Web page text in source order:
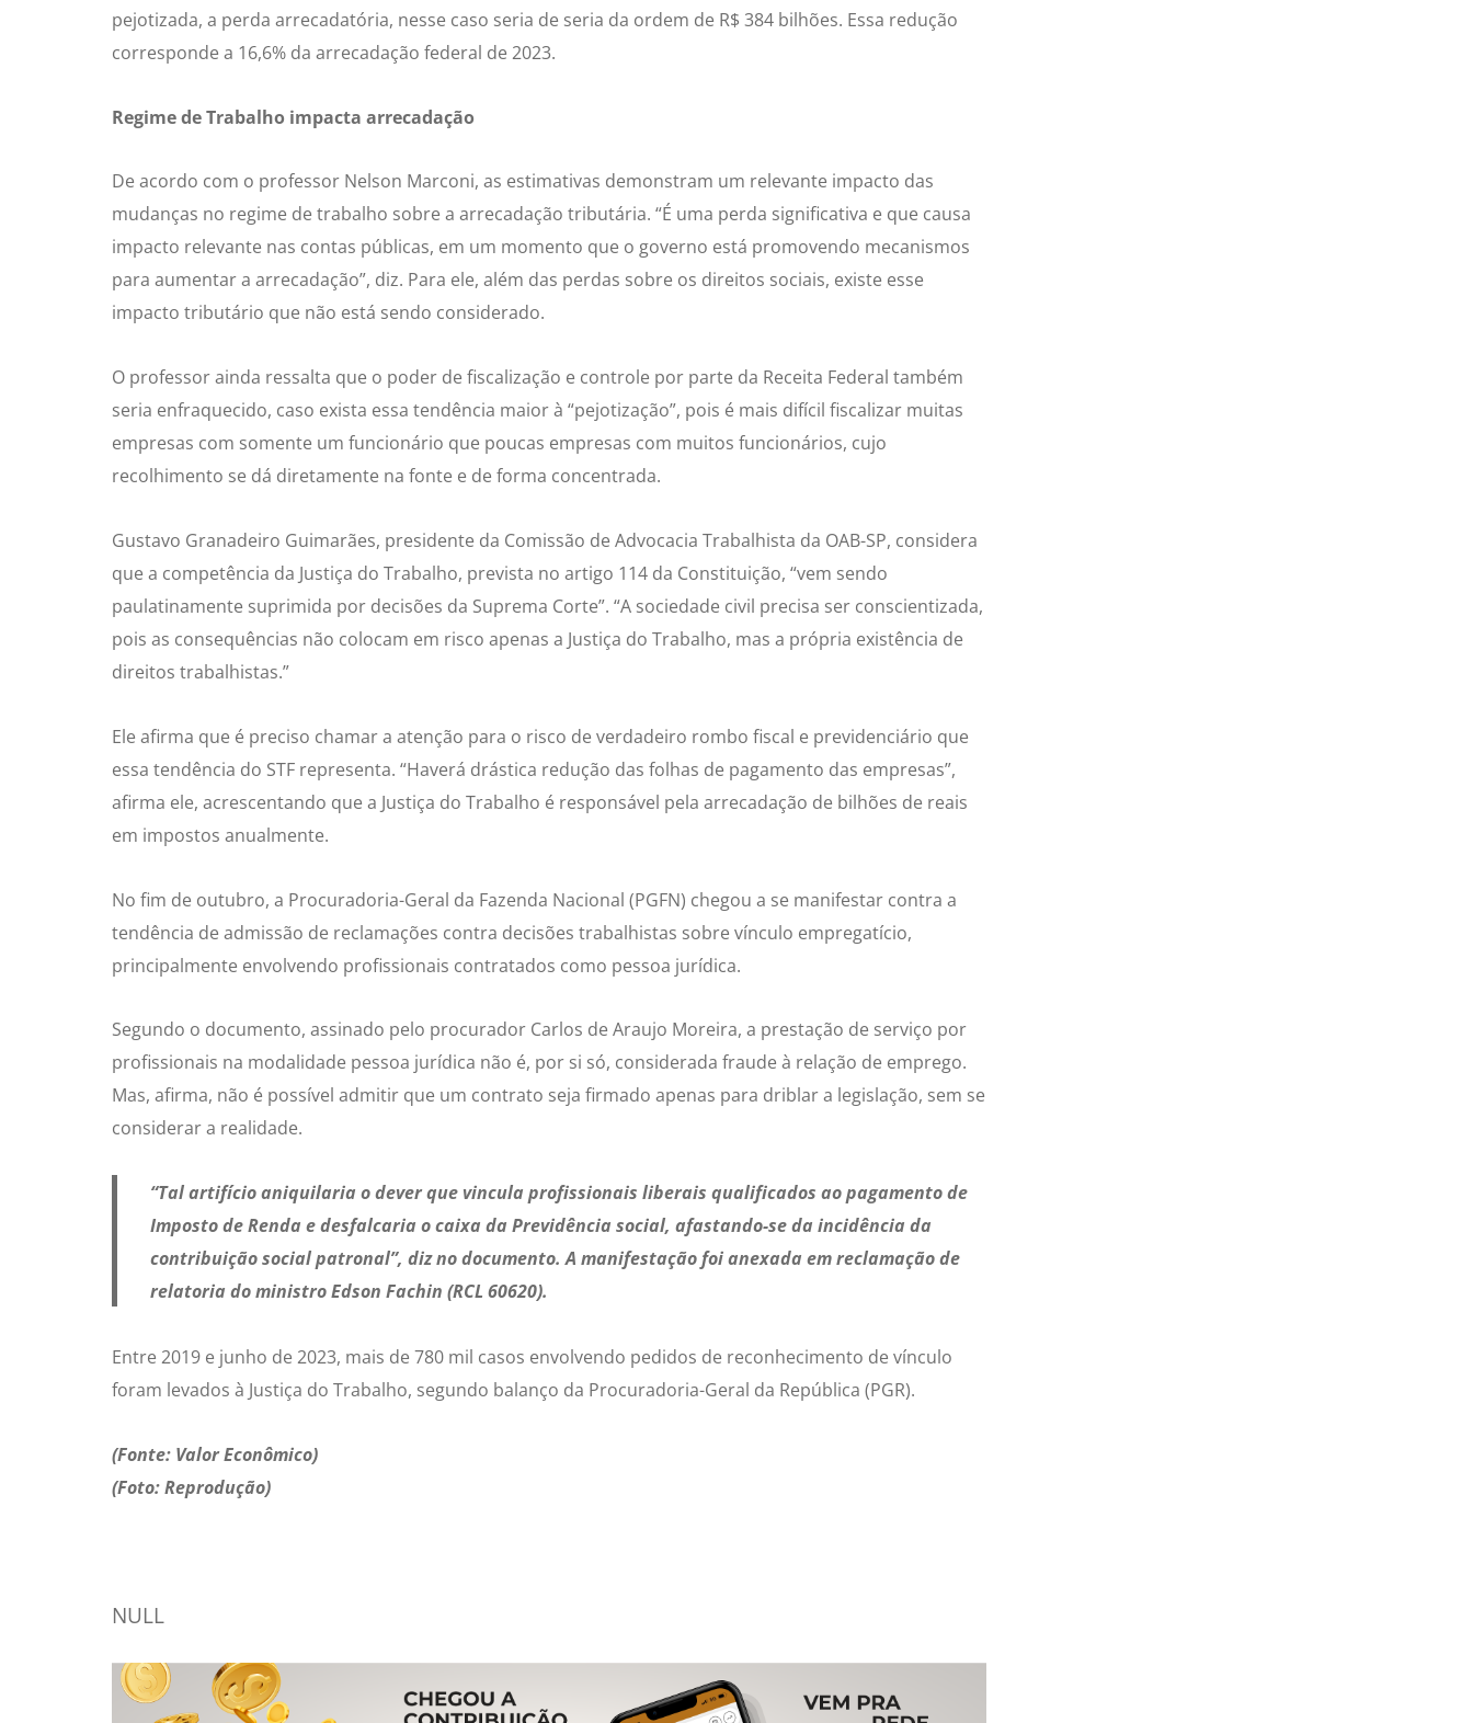
pejotizada, a perda arrecadatória, nesse caso seria de seria da ordem de R$ 384 bilhões. Essa redução
corresponde a 16,6% da arrecadação federal de 2023.
Regime de Trabalho impacta arrecadação
De acordo com o professor Nelson Marconi, as estimativas demonstram um relevante impacto das
mudanças no regime de trabalho sobre a arrecadação tributária. “É uma perda significativa e que causa
impacto relevante nas contas públicas, em um momento que o governo está promovendo mecanismos
para aumentar a arrecadação”, diz. Para ele, além das perdas sobre os direitos sociais, existe esse
impacto tributário que não está sendo considerado.
O professor ainda ressalta que o poder de fiscalização e controle por parte da Receita Federal também
seria enfraquecido, caso exista essa tendência maior à “pejotização”, pois é mais difícil fiscalizar muitas
empresas com somente um funcionário que poucas empresas com muitos funcionários, cujo
recolhimento se dá diretamente na fonte e de forma concentrada.
Gustavo Granadeiro Guimarães, presidente da Comissão de Advocacia Trabalhista da OAB-SP, considera
que a competência da Justiça do Trabalho, prevista no artigo 114 da Constituição, “vem sendo
paulatinamente suprimida por decisões da Suprema Corte”. “A sociedade civil precisa ser conscientizada,
pois as consequências não colocam em risco apenas a Justiça do Trabalho, mas a própria existência de
direitos trabalhistas.”
Ele afirma que é preciso chamar a atenção para o risco de verdadeiro rombo fiscal e previdenciário que
essa tendência do STF representa. “Haverá drástica redução das folhas de pagamento das empresas”,
afirma ele, acrescentando que a Justiça do Trabalho é responsável pela arrecadação de bilhões de reais
em impostos anualmente.
No fim de outubro, a Procuradoria-Geral da Fazenda Nacional (PGFN) chegou a se manifestar contra a
tendência de admissão de reclamações contra decisões trabalhistas sobre vínculo empregatício,
principalmente envolvendo profissionais contratados como pessoa jurídica.
Segundo o documento, assinado pelo procurador Carlos de Araujo Moreira, a prestação de serviço por
profissionais na modalidade pessoa jurídica não é, por si só, considerada fraude à relação de emprego.
Mas, afirma, não é possível admitir que um contrato seja firmado apenas para driblar a legislação, sem se
considerar a realidade.
“Tal artifício aniquilaria o dever que vincula profissionais liberais qualificados ao pagamento de
Imposto de Renda e desfalcaria o caixa da Previdência social, afastando-se da incidência da
contribuição social patronal”, diz no documento. A manifestação foi anexada em reclamação de
relatoria do ministro Edson Fachin (RCL 60620).
Entre 2019 e junho de 2023, mais de 780 mil casos envolvendo pedidos de reconhecimento de vínculo
foram levados à Justiça do Trabalho, segundo balanço da Procuradoria-Geral da República (PGR).
(Fonte: Valor Econômico)
(Foto: Reprodução)
NULL